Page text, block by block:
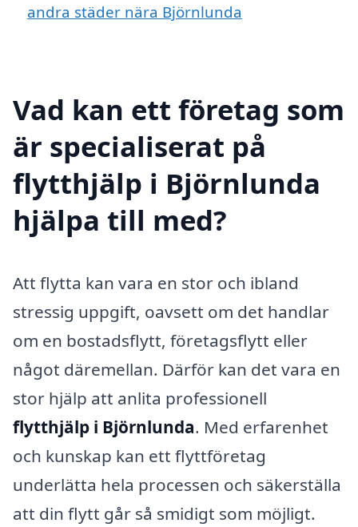
andra städer nära Björnlunda
Vad kan ett företag som
är specialiserat på
flytthjälp i Björnlunda
hjälpa till med?
Att flytta kan vara en stor och ibland
stressig uppgift, oavsett om det handlar
om en bostadsflytt, företagsflytt eller
något däremellan. Därför kan det vara en
stor hjälp att anlita professionell
flytthjälp i Björnlunda. Med erfarenhet
och kunskap kan ett flyttföretag
underlätta hela processen och säkerställa
att din flytt går så smidigt som möjligt.